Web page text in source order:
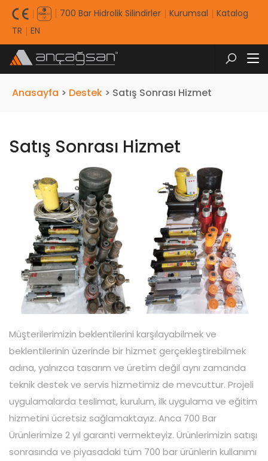
700 Bar Hidrolik Silindirler Kurumsal
Katalog
TR
EN
Anasayfa > Destek > Satış Sonrası Hizmet
Satış Sonrası Hizmet
Müşterilerimizin beklentilerini karşılayabilmek ve
beklentilerinin üzerinde bir hizmet gerçekleştirebilmek
adına, yalnızca tasarım ve üretim değil aynı zamanda
teknik destek ve servis hizmetimiz de mevcuttur. Projeli
uygulamalarda teslimat, kurulum, ilk uygulama ve eğitim
hizmetini ücretsiz sağlamaktayız. Anca 700 Bar
Ürünlerimize 2 yıl garanti vermekteyiz. Ürünlerimizin satışı
sonrasında ve piyasadaki tüm 700 bar ürünlerin kullanımı